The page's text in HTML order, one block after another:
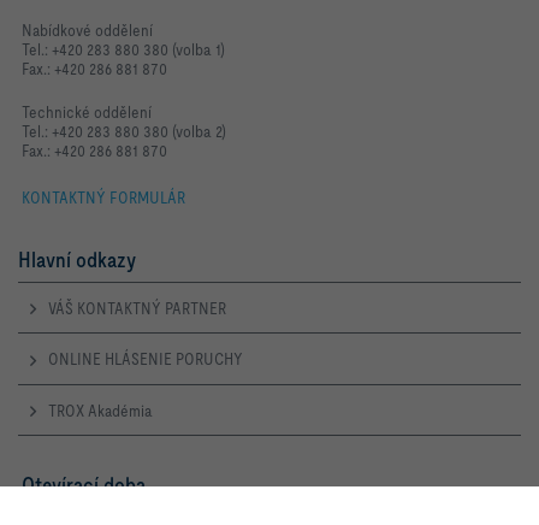
Nabídkové oddělení
Tel.: +420 283 880 380 (volba 1)
Fax.: +420 286 881 870
Technické oddělení
Tel.: +420 283 880 380 (volba 2)
Fax.: +420 286 881 870
KONTAKTNÝ FORMULÁR
Hlavní odkazy
VÁŠ KONTAKTNÝ PARTNER
ONLINE HLÁSENIE PORUCHY
TROX Akadémia
Otevírací doba